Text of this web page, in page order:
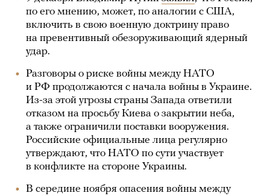
по его мнению, может, по аналогии с США,
включить в свою военную доктрину право
на превентивный обезоруживающий ядерный
удар.
Разговоры о риске войны между НАТО
и РФ продолжаются с начала войны в Украине.
Из-за этой угрозы страны Запада ответили
отказом на просьбу Киева о закрытии неба,
а также ограничили поставки вооружения.
Российские официальные лица регулярно
утверждают, что НАТО по сути участвует
в конфликте на стороне Украины.
В середине ноября опасения войны между